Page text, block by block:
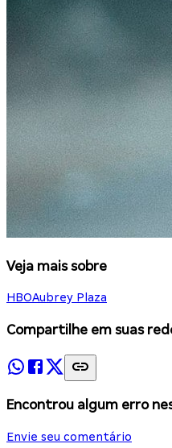
Veja mais sobre
HBOAubrey Plaza
Compartilhe em suas
Encontrou algum erro
Envie seu comentário